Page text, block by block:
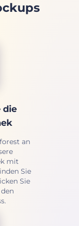
die
an
mit
Sie
Sie